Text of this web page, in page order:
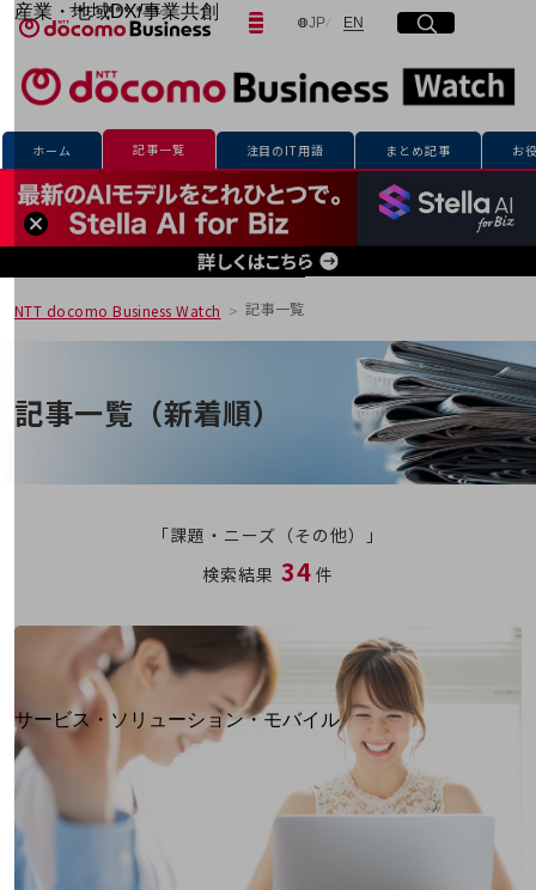
産業・地域DX/事業共創
OPEN HUB for Plural Futures
自律・分散・協調型社会の実現を目指し、
「社会可能性」を探究・実装する事業共創エコシステムです。
OPEN HUB for Plural Futuresとは
イベント/ウェビナー
記事コンテンツ
プレイヤー(カタリスト/パートナー企業)
事例
Smart World
産業・地域DXプラットフォーマーとして
企業と地域が持続成長する社会を目指します
Smart City
Smart Education
Smart Mobility
Smart Worksite
地域経済のさらなる活性化に取り組みます
自治体・地域社会との共創
LGPF(Local Government Platform)
別ウィンドウで開きます
サービス・ソリューション・モバイル
サービス・ソリューションTOP
DXに関する課題を解決する
サービス・ソリューションをご紹介
カテゴリーで探す
カテゴリーで探すTOP
JP日本語
ENEnglish
サイト内検索
開く
メニュー
開く
フリーワードを入力して探す
フリーワードでNTTドコモビジネスの
検索する
ホーム 記事一覧 注目のIT用語 まとめ記事 お
NTT docomo Business Watch 記事一覧
記事一覧（新着順）
「課題・ニーズ（その他）」
検索結果 34 件